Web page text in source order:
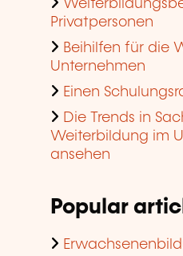
Privatpersonen
Beihilfen für die
Unternehmen
Einen
Die Trends in
Weiterbildung im
ansehen
Popular